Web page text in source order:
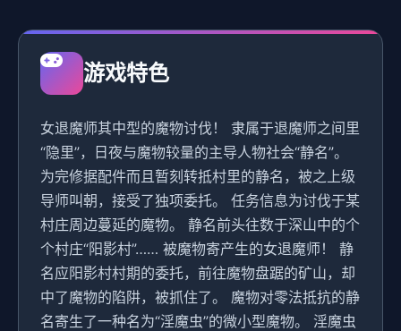
游戏特色
女退魔师其中型的魔物讨伐！ 隶属于退魔师之间里
“隐里”，日夜与魔物较量的主导人物社会“静名”。
为完修据配件而且暂刻转抵村里的静名，被之上级
导师叫朝，接受了独项委托。 任务信息为讨伐于某
村庄周边蔓延的魔物。 静名前头往数于深山中的个
个村庄“阳影村”…… 被魔物寄产生的女退魔师！ 静
名应阳影村村期的委托，前往魔物盘踞的矿山，却
中了魔物的陷阱，被抓住了。 魔物对零法抵抗的静
名寄生了一种名为“淫魔虫”的微小型魔物。 淫魔虫